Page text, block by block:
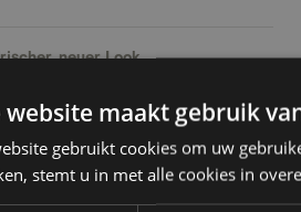
neuer Look.
es an der Zeit, auch unsere
sich unsere neue Website mit
an.
website maakt gebruik
gebruikt cookies om uw
stemt u in met alle cookies in